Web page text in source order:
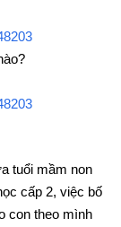
tuổi mầm non
cấp 2, việc bố
con theo mình